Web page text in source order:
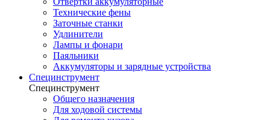
Технические фены
Заточные станки
Удлинители
Лампы и фонари
Паяльники
Аккумуляторы и зарядные устройства
Специнструмент
Специнструмент
Общего назначения
Для ходовой системы